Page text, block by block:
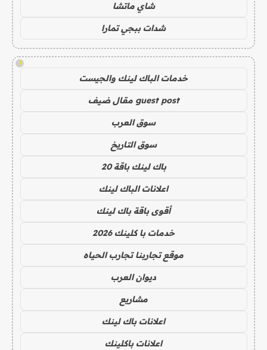
شاي ماتشا
شدات ببجي تمارا
!
خدمات الباك لينك والجيست
guest post مقال ضيف
سوق العرب
سوق التاريخ
باك لينك باقة 20
اعلانات الباك لينك
أقوى باقة باك لينك
خدمات با كلينك 2026
موقع تجاربنا تجارب الحياه
ديوان العرب
مشاريع
اعلانات باك لينك
اعلانات باكلينك